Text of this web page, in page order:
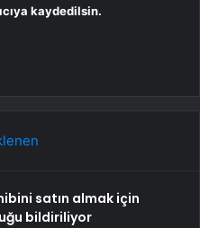
kaydedilsin.
satın almak için
bildiriliyor